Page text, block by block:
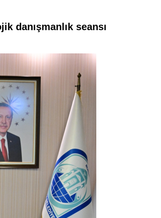
danışmanlık seansı